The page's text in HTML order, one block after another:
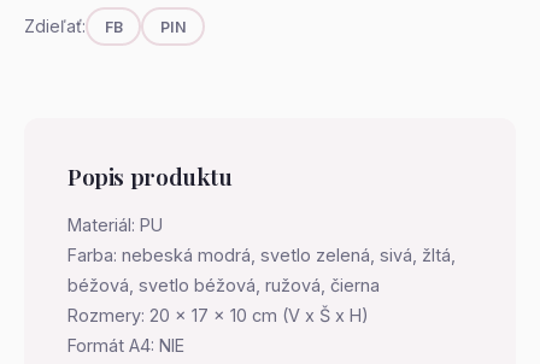
Zdieľať: FB PIN
Popis produktu
Materiál: PU
Farba: nebeská modrá, svetlo zelená, sivá, žltá,
béžová, svetlo béžová, ružová, čierna
Rozmery: 20 x 17 x 10 cm (V x Š x H)
Formát A4: NIE